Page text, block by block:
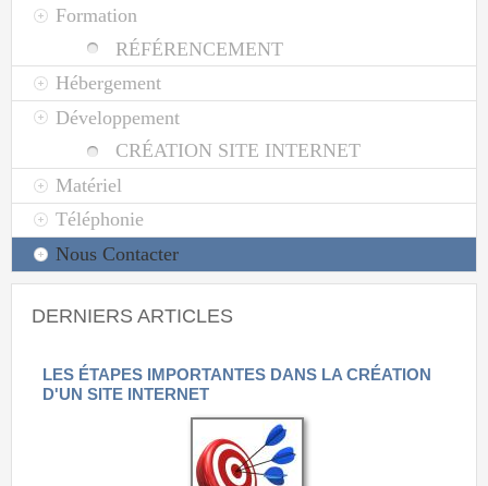
Formation
RÉFÉRENCEMENT
Hébergement
Développement
CRÉATION SITE INTERNET
Matériel
Téléphonie
Nous Contacter
DERNIERS ARTICLES
LES ÉTAPES IMPORTANTES DANS LA CRÉATION
D'UN SITE INTERNET